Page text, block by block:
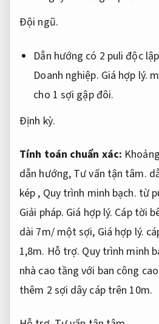
Đội ngũ.
Dẫn hướng có 2 puli độc
Doanh nghiệp. Giá hợp lý.
cho 1 sợi gập đôi.
Định kỳ.
Tính toán chuẩn xác:
dẫn hướng, Tư vấn tận tâm.
kép , Quy trình minh bạch. từ
Giải pháp. Giá hợp lý. Cáp tời
dài 7m/ một sợi, Giá hợp lý.
1,8m. Hỗ trợ. Quy trình minh
nhà cao tầng với ban công
thêm 2 sợi dây cáp trên 10m.